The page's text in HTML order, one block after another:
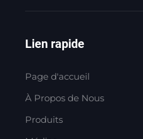
Lien rapide
Page d'accueil
À Propos de Nous
Produits